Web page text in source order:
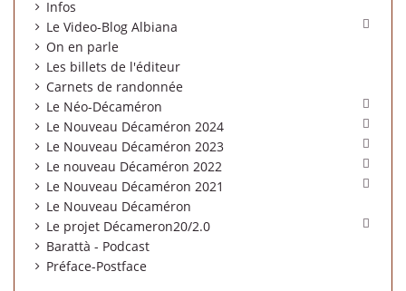
Infos
Le Video-Blog Albiana

On en parle
Les billets de l'éditeur
Carnets de randonnée
Le Néo-Décaméron

Le Nouveau Décaméron 2024 
Le Nouveau Décaméron 2023 
Le nouveau Décaméron 2022 
Le Nouveau Décaméron 2021 
Le Nouveau Décaméron
Le projet Décameron20/2.0

Barattà - Podcast
Préface-Postface